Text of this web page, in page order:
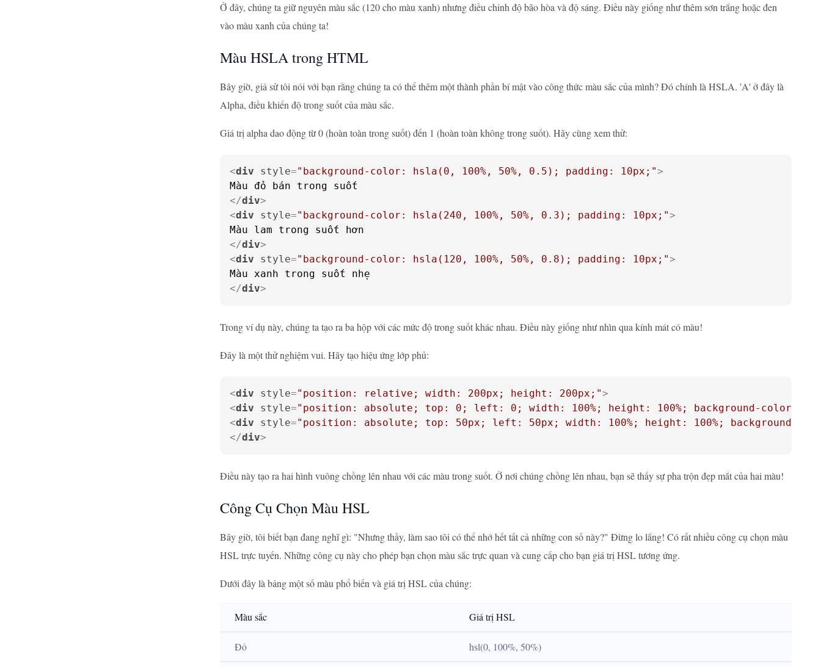
Ở đây, chúng ta giữ nguyên màu sắc (120 cho màu xanh) nhưng điều chỉnh độ bão hòa và độ sáng. Điều này giống như thêm sơn trắng hoặc đen
vào màu xanh của chúng ta!
Màu HSLA trong HTML
Bây giờ, giả sử tôi nói với bạn rằng chúng ta có thể thêm một thành phần bí mật vào công thức màu sắc của mình? Đó chính là HSLA. 'A' ở đây là
Alpha, điều khiển độ trong suốt của màu sắc.
Giá trị alpha dao động từ 0 (hoàn toàn trong suốt) đến 1 (hoàn toàn không trong suốt). Hãy cùng xem thử:
<div style="background-color: hsla(0, 100%, 50%, 0.5); padding: 10px;">
</div>
<div style="background-color: hsla(240, 100%, 50%, 0.3); padding: 10px;">
</div>
<div style="background-color: hsla(120, 100%, 50%, 0.8); padding: 10px;">
</div>
Trong ví dụ này, chúng ta tạo ra ba hộp với các mức độ trong suốt khác nhau. Điều này giống như nhìn qua kính mát có màu!
Đây là một thử nghiệm vui. Hãy tạo hiệu ứng lớp phủ:
<div style="position: relative; width: 200px; height: 200px;">
<div style="position: absolute; top: 0; left: 0; width: 100%; height: 100%; background-color:
<div style="position: absolute; top: 50px; left: 50px; width: 100%; height: 100%; background-
</div>
Điều này tạo ra hai hình vuông chồng lên nhau với các màu trong suốt. Ở nơi chúng chồng lên nhau, bạn sẽ thấy sự pha trộn đẹp mắt của hai màu!
Công Cụ Chọn Màu HSL
Bây giờ, tôi biết bạn đang nghĩ gì: "Nhưng thầy, làm sao tôi có thể nhớ hết tất cả những con số này?" Đừng lo lắng! Có rất nhiều công cụ chọn màu
HSL trực tuyến. Những công cụ này cho phép bạn chọn màu sắc trực quan và cung cấp cho bạn giá trị HSL tương ứng.
Dưới đây là bảng một số màu phổ biến và giá trị HSL của chúng:
Màu sắc Giá trị HSL
Đỏ hsl(0, 100%, 50%)